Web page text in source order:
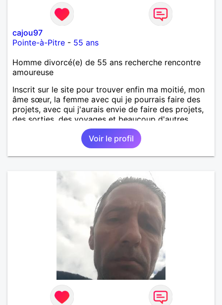
cajou97
Pointe-à-Pitre - 55 ans
Homme divorcé(e) de 55 ans recherche rencontre
amoureuse
Inscrit sur le site pour trouver enfin ma moitié, mon
âme sœur, la femme avec qui je pourrais faire des
projets, avec qui j'aurais envie de faire des projets,
des sorties, des voyages et beaucoup d'autres
Voir le profil